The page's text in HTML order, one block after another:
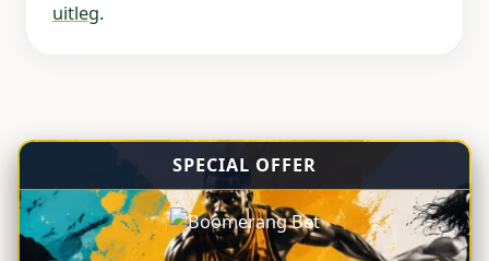
uitleg.
SPECIAL OFFER